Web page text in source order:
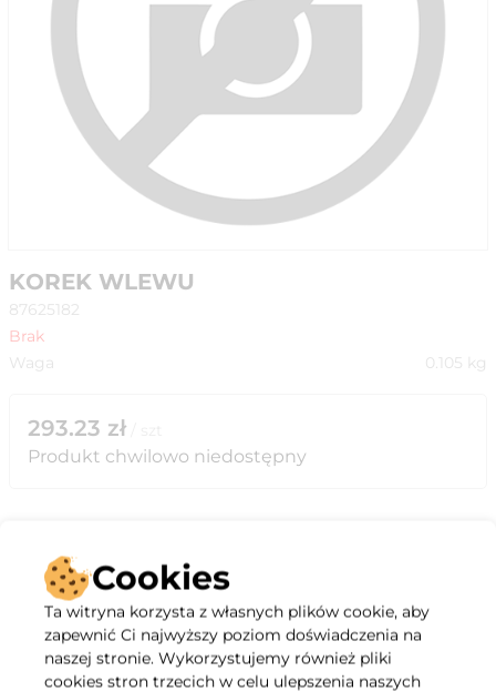
KOREK WLEWU
87625182
Brak
Waga
0.105 kg
293.23 zł
Produkt chwilowo niedostępny
Opis
Specyfikacja
Cookies
Ta witryna korzysta z własnych plików cookie, aby
zapewnić Ci najwyższy poziom doświadczenia na
naszej stronie. Wykorzystujemy również pliki
cookies stron trzecich w celu ulepszenia naszych